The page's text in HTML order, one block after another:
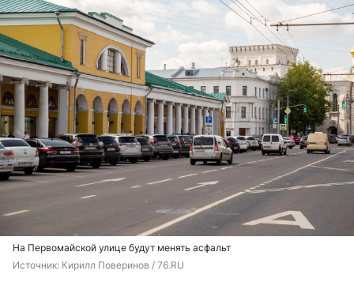
На Первомайской улице будут менять асфальт
Источник: Кирилл Поверинов / 76.RU